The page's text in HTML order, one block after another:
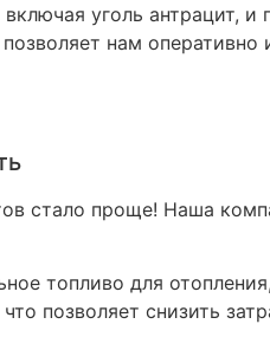
включая уголь антрацит,
нам оперативно
стало проще! Наша
топливо для
позволяет снизить